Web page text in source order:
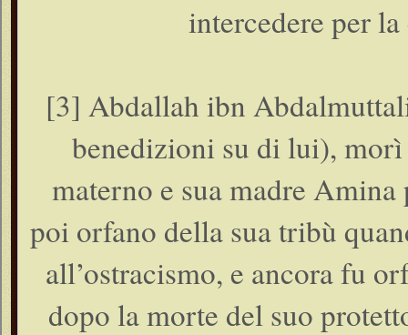
intercedere per
[3] Abdallah ibn
benedizioni su di lui),
materno e sua madre
poi orfano della sua tribù
all’ostracismo, e ancora fu
dopo la morte del suo